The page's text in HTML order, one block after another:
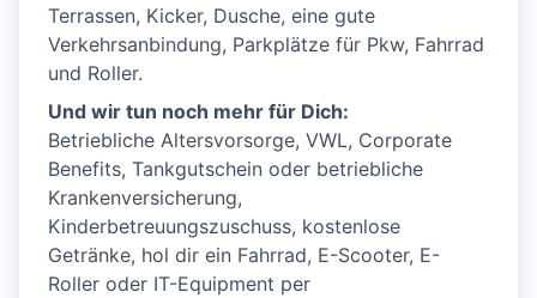
Terrassen, Kicker, Dusche, eine gute
Verkehrsanbindung, Parkplätze für Pkw, Fahrrad
und Roller.
Und wir tun noch mehr für Dich:
Betriebliche Altersvorsorge, VWL, Corporate
Benefits, Tankgutschein oder betriebliche
Krankenversicherung,
Kinderbetreuungszuschuss, kostenlose
Getränke, hol dir ein Fahrrad, E-Scooter, E-
Roller oder IT-Equipment per